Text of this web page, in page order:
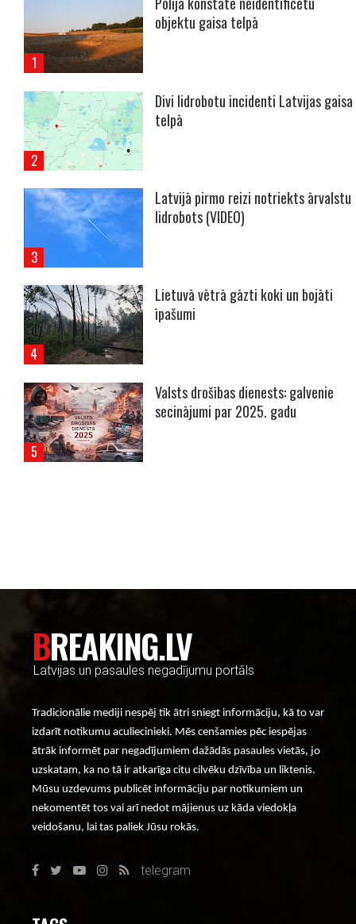
objektu gaisa telpā
Divi lidrobotu incidenti Latvijas gaisa
telpā
Latvijā pirmo reizi notriekts ārvalstu
lidrobots (VIDEO)
Lietuvā vētrā gāzti koki un bojāti
īpašumi
Valsts drošības dienests: galvenie
secinājumi par 2025. gadu
BREAKING.LV
Latvijas un pasaules negadījumu portāls
Tradicionālie mediji nespēj tik ātri sniegt informāciju, kā to var
izdarīt notikumu aculiecinieki. Mēs cenšamies pēc iespējas
ātrāk informēt par negadījumiem dažādās pasaules vietās, jo
uzskatam, ka no tā ir atkarīga citu cilvēku dzīvība un liktenis.
Mūsu uzdevums publicēt informāciju par notikumiem un
nekomentēt tos vai arī nedot mājienus uz kāda viedokļa
veidošanu, lai tas paliek Jūsu rokās.
telegram